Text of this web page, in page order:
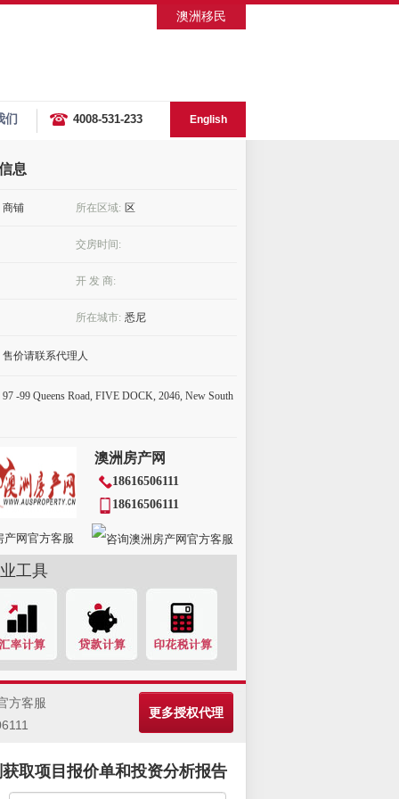
澳洲移民
们 4008-531-233 English
息
商铺 所在区域: 区
交房时间:
开 发 商:
所在城市: 悉尼
售价请联系代理人
97 -99 Queens Road, FIVE DOCK, 2046, New South
澳洲房产网
18616506111
18616506111
产网官方客服
工具
方客服
更多授权代理
取项目报价单和投资分析报告